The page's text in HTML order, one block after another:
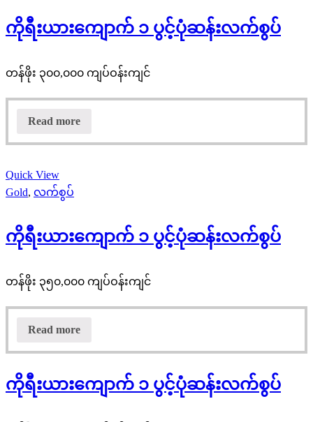
ကိုရီးယားကျောက် ၁ ပွင့်ပုံဆန်းလက်စွပ်
တန်ဖိုး ၃၀၀,၀၀၀ ကျပ်ဝန်းကျင်
Read more
Quick View
Gold, လက်စွပ်
ကိုရီးယားကျောက် ၁ ပွင့်ပုံဆန်းလက်စွပ်
တန်ဖိုး ၃၅၀,၀၀၀ ကျပ်ဝန်းကျင်
Read more
ကိုရီးယားကျောက် ၁ ပွင့်ပုံဆန်းလက်စွပ်